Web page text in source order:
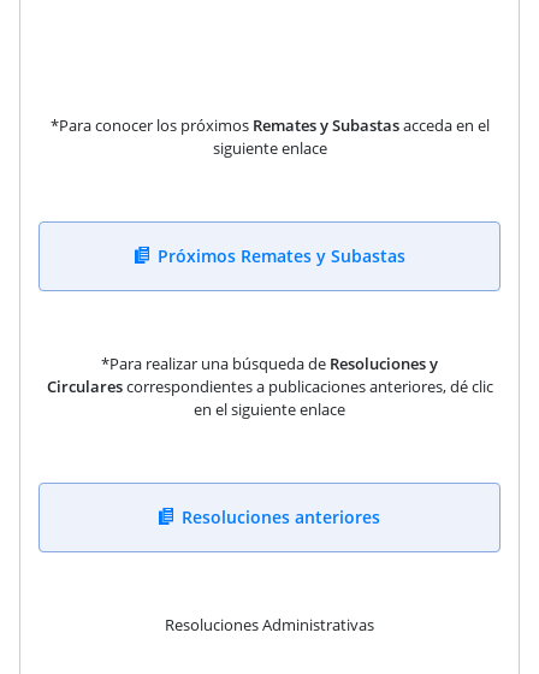
*Para conocer los próximos Remates y Subastasacceda en el
siguiente enlace
Próximos Remates y Subastas
*Para realizar una búsqueda de Resoluciones y
Circularescorrespondientes a publicaciones anteriores, dé clic
en el siguiente enlace
Resoluciones anteriores
Resoluciones Administrativas